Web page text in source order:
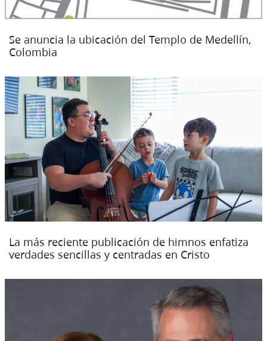
Se anuncia la ubicación del Templo de Medellín,
Colombia
La más reciente publicación de himnos enfatiza
verdades sencillas y centradas en Cristo